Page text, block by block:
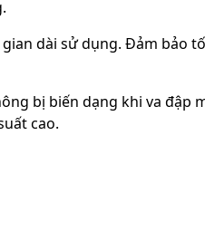
dài sử dụng. Đảm bảo
bị biến dạng khi va đập
cao.